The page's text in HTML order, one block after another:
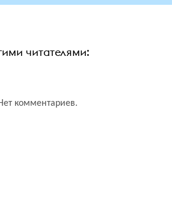
читателями:
комментариев.